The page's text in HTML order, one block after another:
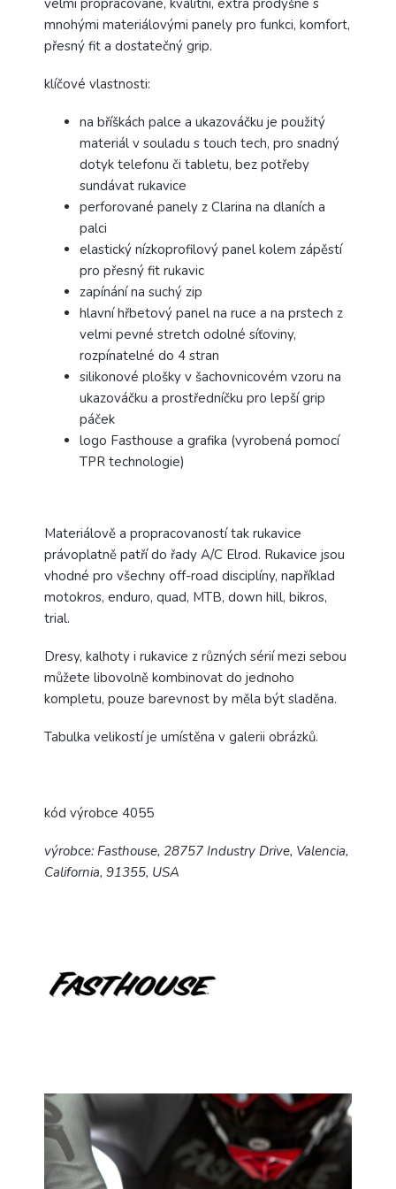
velmi propracované, kvalitní, extra prodyšné s
mnohými materiálovými panely pro funkci, komfort,
přesný fit a dostatečný grip.
klíčové vlastnosti:
na bříškách palce a ukazováčku je použitý
materiál v souladu s touch tech, pro snadný
dotyk telefonu či tabletu, bez potřeby
sundávat rukavice
perforované panely z Clarina na dlaních a
palci
elastický nízkoprofilový panel kolem zápěstí
pro přesný fit rukavic
zapínání na suchý zip
hlavní hřbetový panel na ruce a na prstech z
velmi pevné stretch odolné síťoviny,
rozpínatelné do 4 stran
silikonové plošky v šachovnicovém vzoru na
ukazováčku a prostředníčku pro lepší grip
páček
logo Fasthouse a grafika (vyrobená pomocí
TPR technologie)
Materiálově a propracovaností tak rukavice
právoplatně patří do řady A/C Elrod. Rukavice jsou
vhodné pro všechny off-road disciplíny, například
motokros, enduro, quad, MTB, down hill, bikros,
trial.
Dresy, kalhoty i rukavice z různých sérií mezi sebou
můžete libovolně kombinovat do jednoho
kompletu, pouze barevnost by měla být sladěna.
Tabulka velikostí je umístěna v galerii obrázků.
kód výrobce 4055
výrobce: Fasthouse, 28757 Industry Drive, Valencia,
California, 91355, USA